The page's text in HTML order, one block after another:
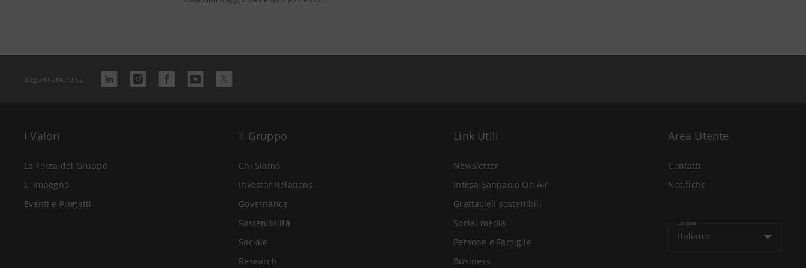
Seguici anche su
I Valori
La Forza del Gruppo
L' Impegno
Eventi e Progetti
Il Gruppo
Chi Siamo
Investor Relations
Governance
Sostenibilità
Sociale
Research
Link Utili
Newsletter
Intesa Sanpaolo On Air
Grattacieli sostenibili
Social media
Persone e Famiglie
Business
Area Utente
Contatti
Notifiche
Lingua
Italiano